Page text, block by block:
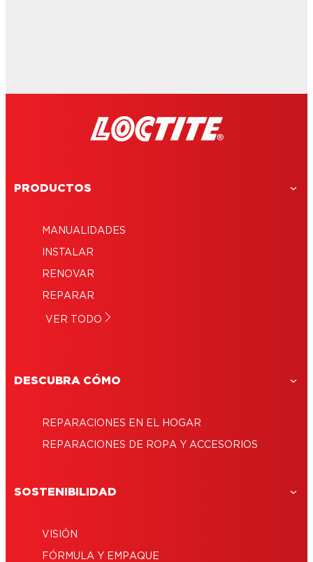
PRODUCTOS
MANUALIDADES
INSTALAR
RENOVAR
REPARAR
VER TODO
DESCUBRA CÓMO
REPARACIONES EN EL HOGAR
REPARACIONES DE ROPA Y ACCESORIOS
SOSTENIBILIDAD
VISIÓN
FÓRMULA Y EMPAQUE